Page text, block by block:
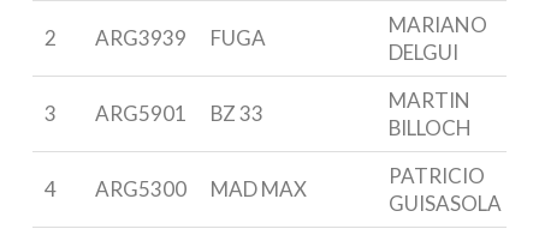
2 ARG3939 FUGA
MARIANO
DELGUI
3 ARG5901 BZ 33
MARTIN
BILLOCH
4 ARG5300 MAD MAX
PATRICIO
GUISASOLA